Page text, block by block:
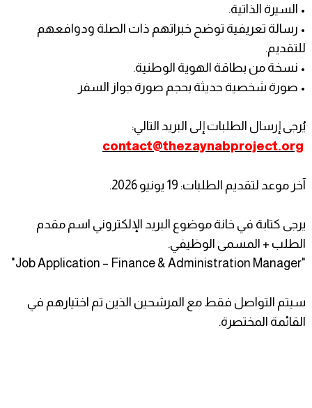
• السيرة الذاتية.
• رسالة تعريفية توضح خبراتهم ذات الصلة ودوافعهم
للتقديم.
• نسخة من بطاقة الهوية الوطنية.
• صورة شخصية حديثة بحجم صورة جواز السفر
يُرجى إرسال الطلبات إلى البريد التالي:
contact@thezaynabproject.org
آخر موعد لتقديم الطلبات: 19 يونيو 2026.
يرجى كتابة في خانة موضوع البريد الإلكتروني اسم مقدم
الطلب + المسمى الوظيفي.
"Job Application – Finance & Administration Manager"
سيتم التواصل فقط مع المرشحين الذين تم اختيارهم في
القائمة المختصرة.